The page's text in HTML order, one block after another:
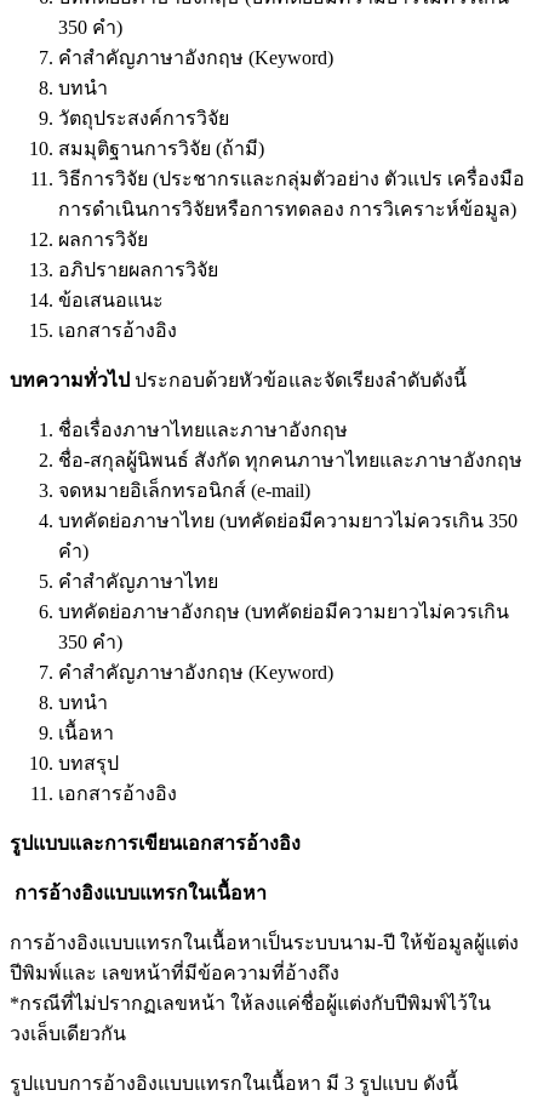
350 คํา)
คําสําคัญภาษาอังกฤษ (Keyword)
บทนํา
วัตถุประสงค์การวิจัย
สมมุติฐานการวิจัย (ถ้ามี)
วิธีการวิจัย (ประชากรและกลุ่มตัวอย่าง ตัวแปร เครื่องมือ
การดําเนินการวิจัยหรือการทดลอง การวิเคราะห์ข้อมูล)
ผลการวิจัย
อภิปรายผลการวิจัย
ข้อเสนอแนะ
เอกสารอ้างอิง
บทความทั่วไป ประกอบด้วยหัวข้อและจัดเรียงลําดับดังนี้
ชื่อเรื่องภาษาไทยและภาษาอังกฤษ
ชื่อ-สกุลผู้นิพนธ์ สังกัด ทุกคนภาษาไทยและภาษาอังกฤษ
จดหมายอิเล็กทรอนิกส์ (e-mail)
บทคัดย่อภาษาไทย (บทคัดย่อมีความยาวไม่ควรเกิน 350
คํา)
คําสําคัญภาษาไทย
บทคัดย่อภาษาอังกฤษ (บทคัดย่อมีความยาวไม่ควรเกิน
350 คํา)
คําสําคัญภาษาอังกฤษ (Keyword)
บทนํา
เนื้อหา
บทสรุป
เอกสารอ้างอิง
รูปแบบและการเขียนเอกสารอ้างอิง
การอ้างอิงแบบแทรกในเนื้อหา
การอ้างอิงแบบแทรกในเนื้อหาเป็นระบบนาม-ปี ให้ข้อมูลผู้แต่ง
ปีพิมพ์และ เลขหน้าที่มีข้อความที่อ้างถึง
*กรณีที่ไม่ปรากฏเลขหน้า ให้ลงแค่ชื่อผู้แต่งกับปีพิมพ์ไว้ใน
วงเล็บเดียวกัน
รูปแบบการอ้างอิงแบบแทรกในเนื้อหา มี 3 รูปแบบ ดังนี้